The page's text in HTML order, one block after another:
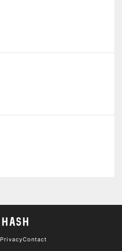
PrivacyContact